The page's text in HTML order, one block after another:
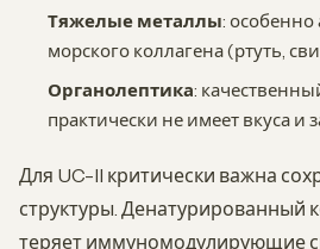
Тяжелые металлы: особенно
морского коллагена (ртуть,
Органолептика:
практически не имеет вкуса и
Для UC-II критически важна
структуры. Денатурированный
теряет иммуномодулирующие